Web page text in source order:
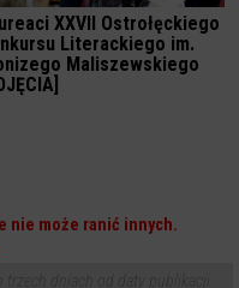
XXVII Ostrołęckiego
Literackiego im.
Maliszewskiego
nie może ranić innych.